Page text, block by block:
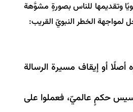
وتقديمها للناس بصورةٍ مشوَّهة
الخطر النبويّ القريب:
أو إيقاف مسيرة الرسالة
حكمٍ عالميّ، فعملوا على